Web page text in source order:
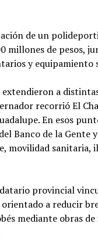
de un
millones de pesos,
y equipamiento
a
recorrió El
En esos
Banco de la Gente
movilidad sanitaria,
provincial
a reducir
mediante obras